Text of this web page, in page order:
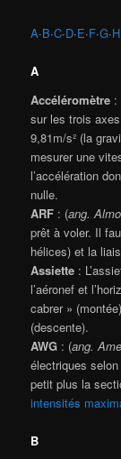
A·B·C·D·E·F·G·H
A
Accéléromètre :
sur les trois
9,81m/s² (la
mesurer une
l’accélération
nulle.
ARF : (ang.
prêt à voler. Il
hélices) et la
Assiette :
l’aéronef et
cabrer »
(descente).
AWG : (ang.
électriques
petit plus la
intensités
B